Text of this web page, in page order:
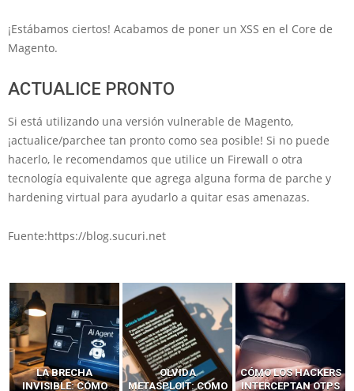
¡Estábamos ciertos! Acabamos de poner un XSS en el Core de
Magento.
ACTUALICE PRONTO
Si está utilizando una versión vulnerable de Magento,
¡actualice/parchee tan pronto como sea posible! Si no puede
hacerlo, le recomendamos que utilice un Firewall o otra
tecnología equivalente que agrega alguna forma de parche y
hardening virtual para ayudarlo a quitar esas amenazas.
Fuente:https://blog.sucuri.net
LA BRECHA
INVISIBLE: CÓMO
OLVIDA
METASPLOIT: CÓMO
CÓMO LOS HACKERS
INTERCEPTAN OTPS